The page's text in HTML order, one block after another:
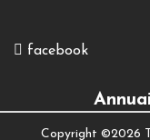
facebook
Copyright ©2026